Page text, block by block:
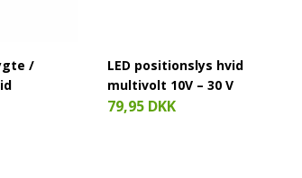
/
LED positionslys hvid
multivolt 10V – 30 V
79,95 DKK